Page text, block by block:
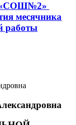
«СОШ№2»
месячника
работы